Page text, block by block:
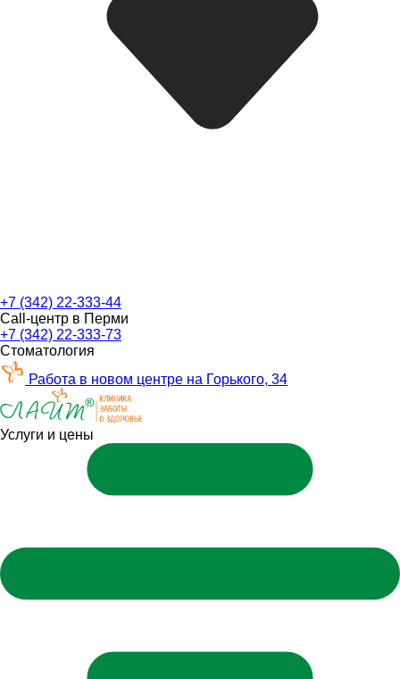
+7 (342) 22-333-44
Call-центр в Перми
+7 (342) 22-333-73
Стоматология
Работа в новом центре на Горького, 34
Услуги и цены